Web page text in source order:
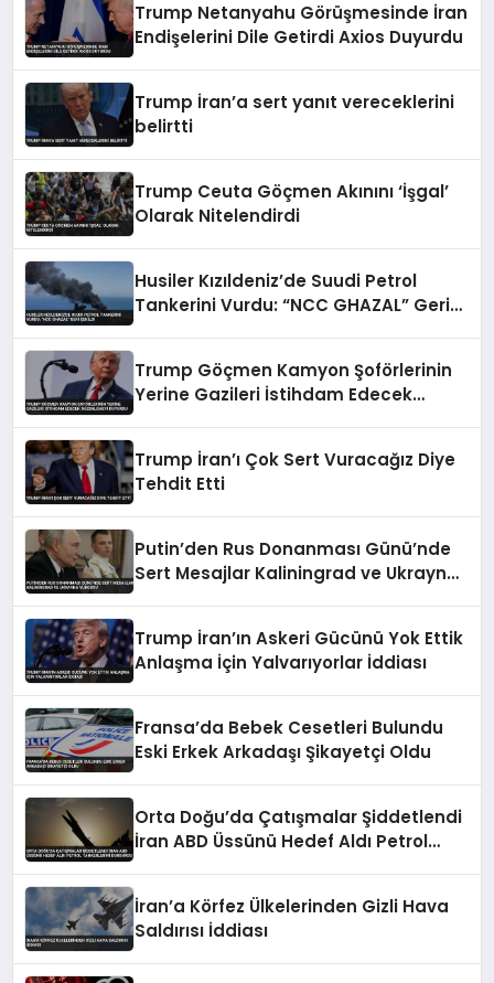
Trump Netanyahu Görüşmesinde İran
Endişelerini Dile Getirdi Axios Duyurdu
Trump İran’a sert yanıt vereceklerini
belirtti
Trump Ceuta Göçmen Akınını ‘İşgal’
Olarak Nitelendirdi
Husiler Kızıldeniz’de Suudi Petrol
Tankerini Vurdu: “NCC GHAZAL” Geri
Trump Göçmen Kamyon Şoförlerinin
Yerine Gazileri İstihdam Edecek
Trump İran’ı Çok Sert Vuracağız Diye
Tehdit Etti
Putin’den Rus Donanması Günü’nde
Sert Mesajlar Kaliningrad ve Ukrayna
Trump İran’ın Askeri Gücünü Yok Ettik
Anlaşma İçin Yalvarıyorlar İddiası
Fransa’da Bebek Cesetleri Bulundu
Eski Erkek Arkadaşı Şikayetçi Oldu
Orta Doğu’da Çatışmalar Şiddetlendi
İran ABD Üssünü Hedef Aldı Petrol
İran’a Körfez Ülkelerinden Gizli Hava
Saldırısı İddiası